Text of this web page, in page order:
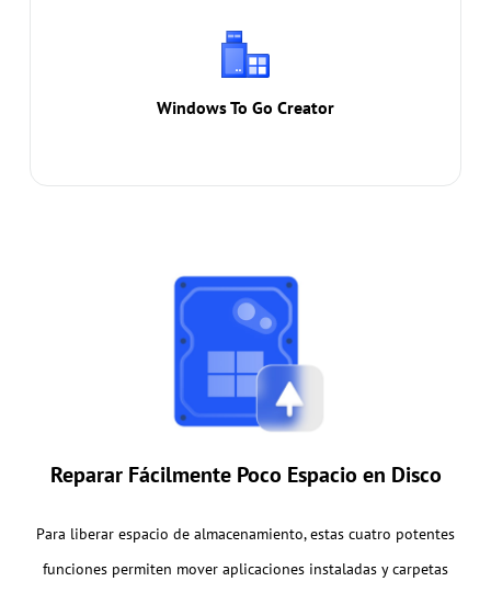
Windows To Go Creator
Ejecute su propio Windows Server en cualquier
momento y lugar en cualquier ordenador, incluso
un Mac PC.
Reparar Fácilmente Poco Espacio en Disco
Para liberar espacio de almacenamiento, estas cuatro potentes
funciones permiten mover aplicaciones instaladas y carpetas